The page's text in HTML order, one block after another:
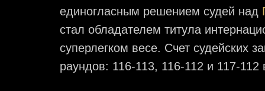
единогласным решением судей над
стал обладателем титула
суперлегком весе. Счет судейских
раундов: 116-113, 116-112 и 117-